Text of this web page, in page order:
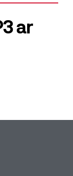
ar